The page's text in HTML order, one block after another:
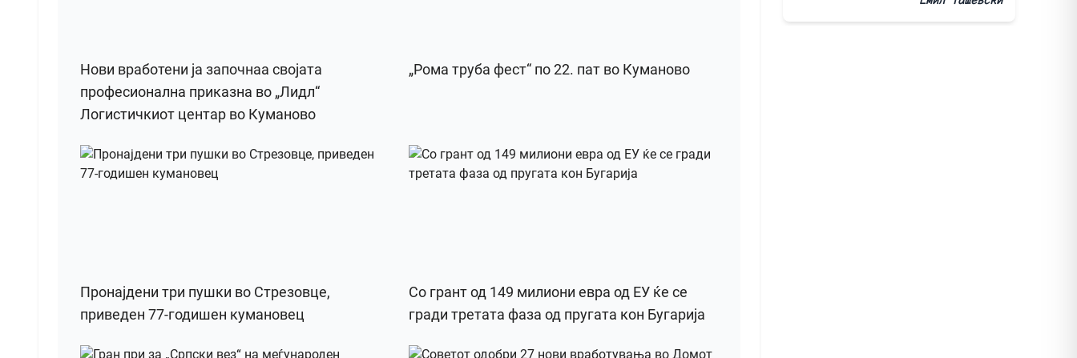
Нови вработени ја започнаа својата
професионална приказна во „Лидл“
Логистичкиот центар во Куманово
„Рома труба фест“ по 22. пат во Куманово
Пронајдени три пушки во Стрезовце,
приведен 77-годишен кумановец
Со грант од 149 милиони евра од ЕУ ќе се
гради третата фаза од пругата кон Бугарија